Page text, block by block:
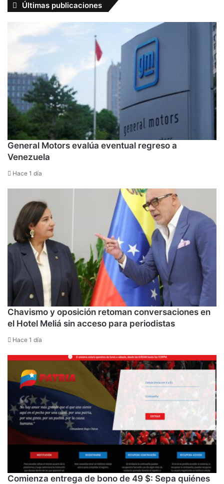
Últimas publicaciones
General Motors evalúa eventual regreso a
Venezuela
Hace 1 día
Chavismo y oposición retoman conversaciones en
el Hotel Meliá sin acceso para periodistas
Hace 1 día
Comienza entrega de bono de 49 $: Sepa quiénes